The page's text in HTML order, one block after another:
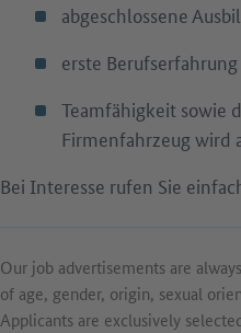
abgeschlossene
erste
Teamfähigkeit sowie
Firmenfahrzeug wird
Bei Interesse rufen Sie
Our job advertisements are
of age, gender, origin, sexual
Applicants are exclusively